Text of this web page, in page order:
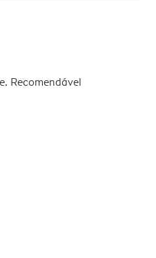
Recomendável